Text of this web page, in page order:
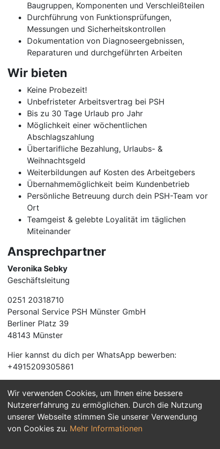
Wir verwenden Cookies, um Ihnen eine bessere
Nutzererfahrung zu ermöglichen. Durch die Nutzung
unserer Webseite stimmen Sie unserer Verwendung
von Cookies zu. Mehr Informationen
Baugruppen, Komponenten und Verschleißteilen
Durchführung von Funktionsprüfungen,
Messungen und Sicherheitskontrollen
Dokumentation von Diagnoseergebnissen,
Reparaturen und durchgeführten Arbeiten
Wir bieten
Keine Probezeit!
Unbefristeter Arbeitsvertrag bei PSH
Bis zu 30 Tage Urlaub pro Jahr
Möglichkeit einer wöchentlichen
Abschlagszahlung
Übertarifliche Bezahlung, Urlaubs- &
Weihnachtsgeld
Weiterbildungen auf Kosten des Arbeitgebers
Übernahmemöglichkeit beim Kundenbetrieb
Persönliche Betreuung durch dein PSH-Team vor
Ort
Teamgeist & gelebte Loyalität im täglichen
Miteinander
Ansprechpartner
Veronika Sebky
Geschäftsleitung
0251 20318710
Personal Service PSH Münster GmbH
Berliner Platz 39
48143 Münster
Hier kannst du dich per WhatsApp bewerben:
+4915209305861
Jetzt Bewerben